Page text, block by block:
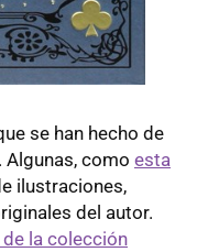
se han hecho de
como esta
ilustraciones,
del autor.
de la colección